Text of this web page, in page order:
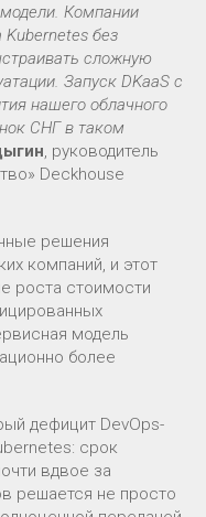
Компании
без
сложную
Запуск DKaaS с
нашего облачного
СНГ в таком
, руководитель
Deckhouse
решения
компаний, и этот
роста стоимости
модель
более
дефицит DevOps-
срок
вдвое за
решается не просто